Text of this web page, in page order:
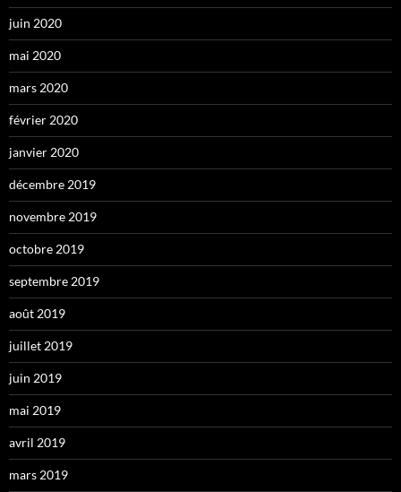
juin 2020
mai 2020
mars 2020
février 2020
janvier 2020
décembre 2019
novembre 2019
octobre 2019
septembre 2019
août 2019
juillet 2019
juin 2019
mai 2019
avril 2019
mars 2019